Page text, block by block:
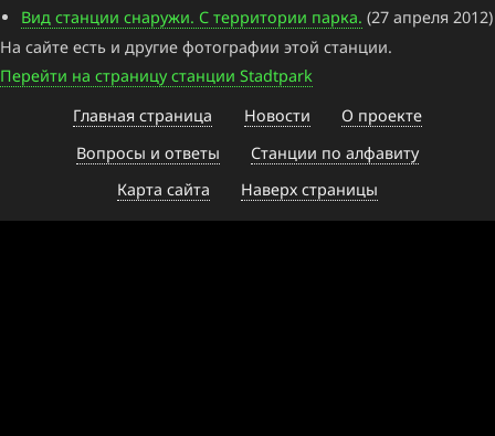
Вид станции снаружи. С территории парка. (27 апреля 2012)
На сайте есть и другие фотографии этой станции.
Перейти на страницу станции Stadtpark
Главная страница
Новости
О проекте
Вопросы и ответы
Станции по алфавиту
Карта сайта
Наверх страницы